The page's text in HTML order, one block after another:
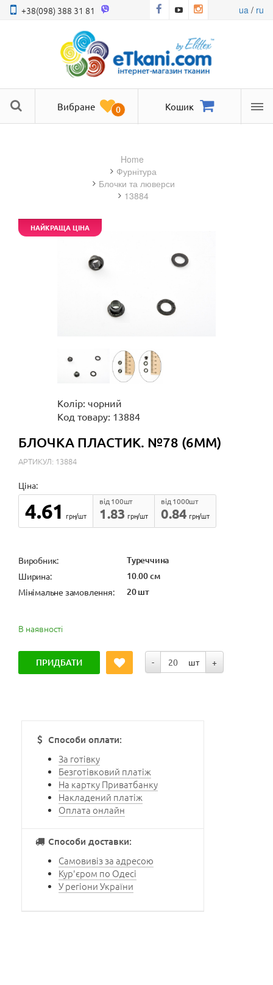
+38(098) 388 31 81 ua/ ru
Вибране 0 Кошик
Home
фурнітура
блочки та люверси
13884
НАЙКРАЩА ЦІНА
Колір: чорний
Код товару: 13884
БЛОЧКА ПЛАСТИК. №78 (6ММ)
АРТИКУЛ: 13884
Ціна:
4.61 грн/шт 1.83
від 100шт
грн/шт
0.84
від 1000шт
грн/шт
Виробник: Туреччина
Ширина: 10.00 см
Мінімальне замовлення: 20 шт
В наявності
ПРИДБАТИ - шт +
Способи оплати:
За готівку
Безготівковий платіж
На картку Приватбанку
Накладений платіж
Оплата онлайн
Способи доставки:
Самовивіз за адресою
Кур'єром по Одесі
У регіони України